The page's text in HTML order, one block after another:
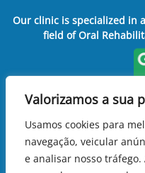
Valorizamos a sua
Usamos cookies para
navegação, veicular
e analisar nosso tráfego.
Our clinic is specialized in
field of Oral